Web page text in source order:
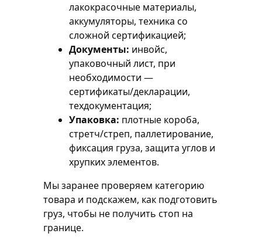
лакокрасочные материалы,
аккумуляторы, техника со
сложной сертификацией;
Документы: инвойс,
упаковочный лист, при
необходимости —
сертификаты/декларации,
техдокументация;
Упаковка: плотные короба,
стретч/стреп, паллетирование,
фиксация груза, защита углов и
хрупких элементов.
Мы заранее проверяем категорию
товара и подскажем, как подготовить
груз, чтобы не получить стоп на
границе.